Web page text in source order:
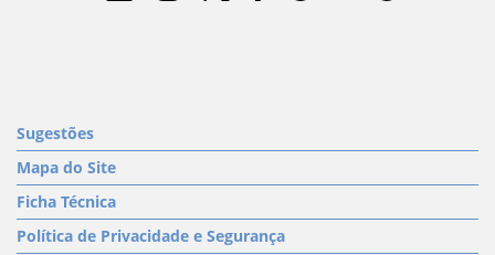
Sugestões
Mapa do Site
Ficha Técnica
Política de Privacidade e Segurança